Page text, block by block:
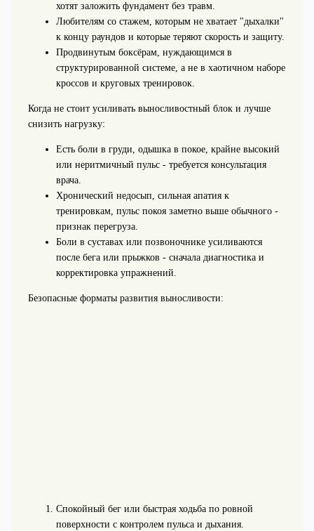
хотят заложить фундамент без травм.
Любителям со стажем, которым не хватает "дыхалки"
к концу раундов и которые теряют скорость и защиту.
Продвинутым боксёрам, нуждающимся в
структурированной системе, а не в хаотичном наборе
кроссов и круговых тренировок.
Когда не стоит усиливать выносливостный блок и лучше
снизить нагрузку:
Есть боли в груди, одышка в покое, крайне высокий
или неритмичный пульс - требуется консультация
врача.
Хронический недосып, сильная апатия к
тренировкам, пульс покоя заметно выше обычного -
признак перегруза.
Боли в суставах или позвоночнике усиливаются
после бега или прыжков - сначала диагностика и
корректировка упражнений.
Безопасные форматы развития выносливости:
Спокойный бег или быстрая ходьба по ровной
поверхности с контролем пульса и дыхания.